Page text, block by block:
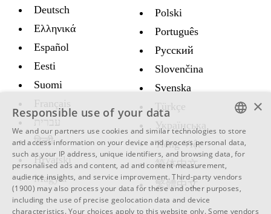
Deutsch
Ελληνικά
Español
Eesti
Suomi
Français
עברית
हिन्दी
Hrvatski
Magyar
Polski
Português
Русский
Slovenčina
Svenska
Türkçe
Украïнська
Tiếng Việt
简体中文
繁體中文
ENGLISH
SWEDISH
SPANISH
×
Responsible use of your data
We and our partners use cookies and similar technologies to store
and access information on your device and process personal data,
such as your IP address, unique identifiers, and browsing data, for
personalised ads and content, ad and content measurement,
audience insights, and service improvement.Third-party vendors
(1900) may also process your data for these and other purposes,
including the use of precise geolocation data and device
characteristics. Your choices apply to this website only. Some vendors